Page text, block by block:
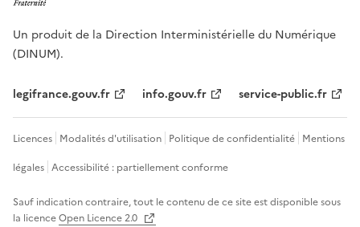
Un produit de la Direction Interministérielle du Numérique
(DINUM).
legifrance.gouv.fr info.gouv.fr service-public.fr
Licences Modalités d'utilisation Politique de confidentialité Mentions
légales Accessibilité : partiellement conforme
Sauf indication contraire, tout le contenu de ce site est disponible sous
la licenceOpen Licence 2.0